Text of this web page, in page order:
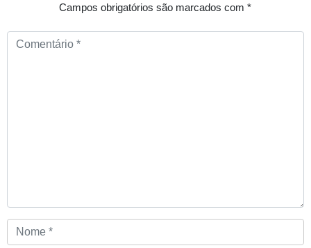
Campos obrigatórios são marcados com *